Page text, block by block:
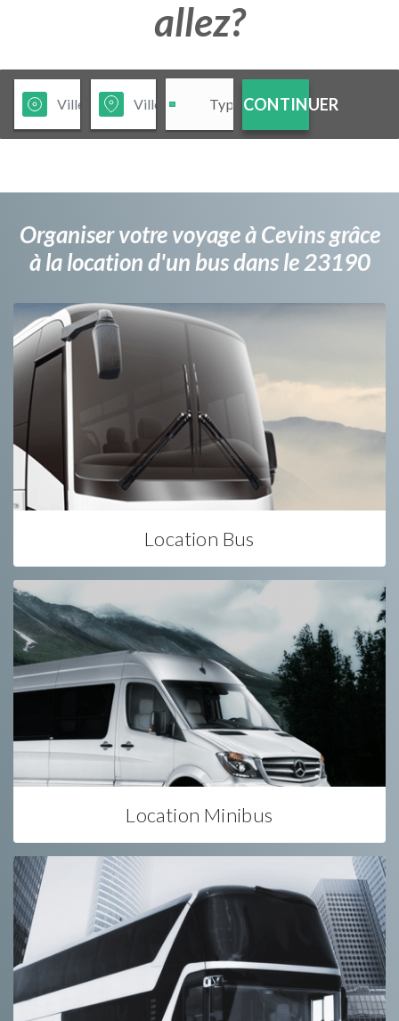
allez?
CONTINUER
Organiser votre voyage à Cevins grâce
à la location d'un bus dans le 23190
Location Bus
Location Minibus